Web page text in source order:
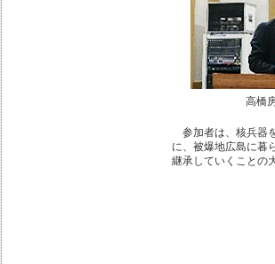
高橋
参加者は、核兵器
に、被爆地広島に暮
継承していくことの